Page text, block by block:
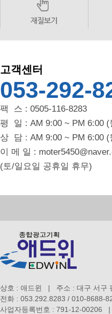
고객센터
053-292-
팩 스 : 0505-116-8283
평 일 : AM 9:00 ~ PM 6:00 (
상 담 : AM 9:00 ~ PM 6:00 (
이 메 일 :
(토/일요일 공휴일 휴무)
상호 : 애드윈 | 주소 : 대구 서구
전화 : 053.292.8283 / 010-
사업자등록번호 : 791-12-00206